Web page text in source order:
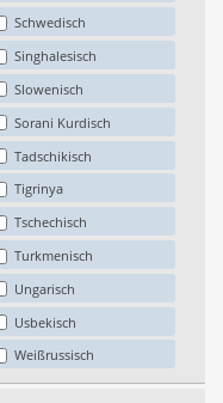
Schwedisch
Singhalesisch
Slowenisch
Sorani Kurdisch
Tadschikisch
Tigrinya
Tschechisch
Turkmenisch
Ungarisch
Usbekisch
Weißrussisch